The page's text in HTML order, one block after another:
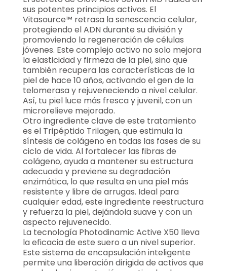
sus potentes principios activos. El
Vitasource™ retrasa la senescencia celular,
protegiendo el ADN durante su división y
promoviendo la regeneración de células
jóvenes. Este complejo activo no solo mejora
la elasticidad y firmeza de la piel, sino que
también recupera las características de la
piel de hace 10 años, activando el gen de la
telomerasa y rejuveneciendo a nivel celular.
Así, tu piel luce más fresca y juvenil, con un
microrelieve mejorado.
Otro ingrediente clave de este tratamiento
es el Tripéptido Trilagen, que estimula la
síntesis de colágeno en todas las fases de su
ciclo de vida. Al fortalecer las fibras de
colágeno, ayuda a mantener su estructura
adecuada y previene su degradación
enzimática, lo que resulta en una piel más
resistente y libre de arrugas. Ideal para
cualquier edad, este ingrediente reestructura
y refuerza la piel, dejándola suave y con un
aspecto rejuvenecido.
La tecnología Photodinamic Active X50 lleva
la eficacia de este suero a un nivel superior.
Este sistema de encapsulación inteligente
permite una liberación dirigida de activos que